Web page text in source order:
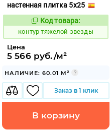
настенная плитка 5x25
763404
Код товара:
контур тяжелой звезды
Цена
5 566 руб./м²
НАЛИЧИЕ: 60.01 М²
Заказ в 1 клик
В корзину